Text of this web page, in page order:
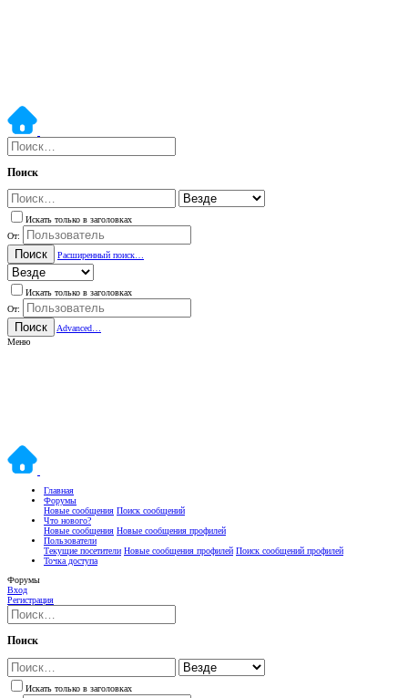
Поиск
Искать только в заголовках
От:
Поиск Расширенный поиск…
Искать только в заголовках
От:
Поиск
Advanced…
Меню
Главная
Форумы
Новые сообщения Поиск сообщений
Что нового?
Новые сообщения Новые сообщения профилей
Пользователи
Текущие посетители Новые сообщения профилей Поиск сообщений профилей
Точка доступа
Форумы
Вход
Регистрация
Поиск
Искать только в заголовках